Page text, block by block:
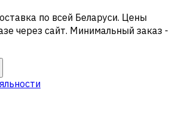
по всей Беларуси. Цены
через сайт. Минимальный заказ -